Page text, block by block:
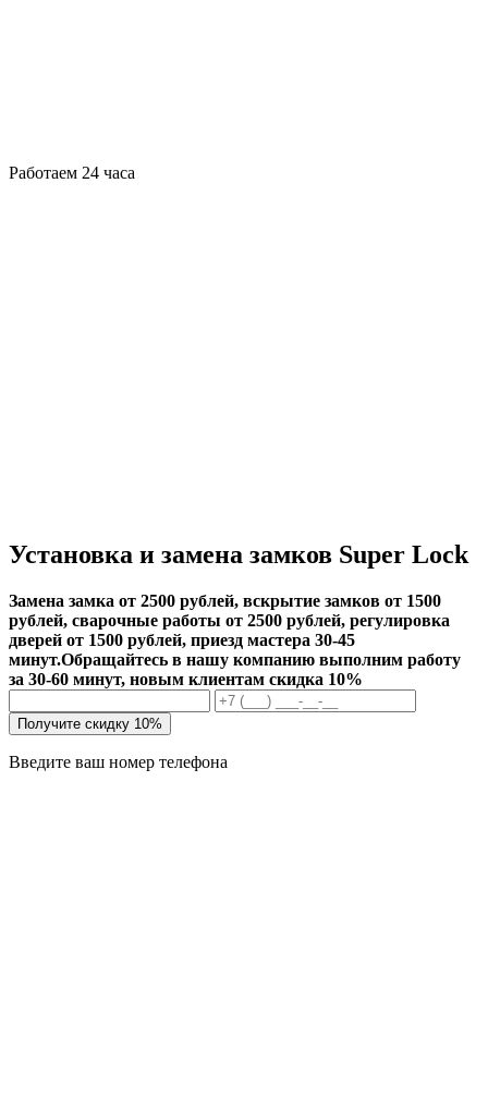
Работаем 24 часа
Установка и замена замков Super Lock
Замена замка от 2500 рублей, вскрытие замков от 1500
рублей, сварочные работы от 2500 рублей, регулировка
дверей от 1500 рублей, приезд мастера 30-45
минут.Обращайтесь в нашу компанию выполним работу
за 30-60 минут, новым клиентам скидка 10%
Получите скидку 10%
Введите ваш номер телефона